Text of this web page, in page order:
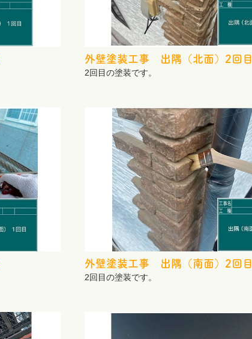
外壁塗装工事 出隅（北面）2回目
2回目の塗装です。
外壁塗装工事 出隅（南面）2回目
2回目の塗装です。